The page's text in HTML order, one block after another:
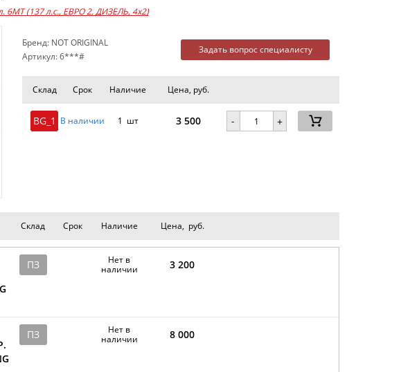
6MT (137 л.с., ЕВРО 2, ДИЗЕЛЬ, 4x2)
Бренд: NOT ORIGINAL
Артикул: 6***#
Задать вопрос специалисту
Склад Срок Наличие Цена, руб.
BG_1 В наличии 1 шт 3 500 - +
Склад Срок Наличие Цена, руб.
ПЗ
Нет в
наличии
3 200
ПЗ
Нет в
наличии
8 000